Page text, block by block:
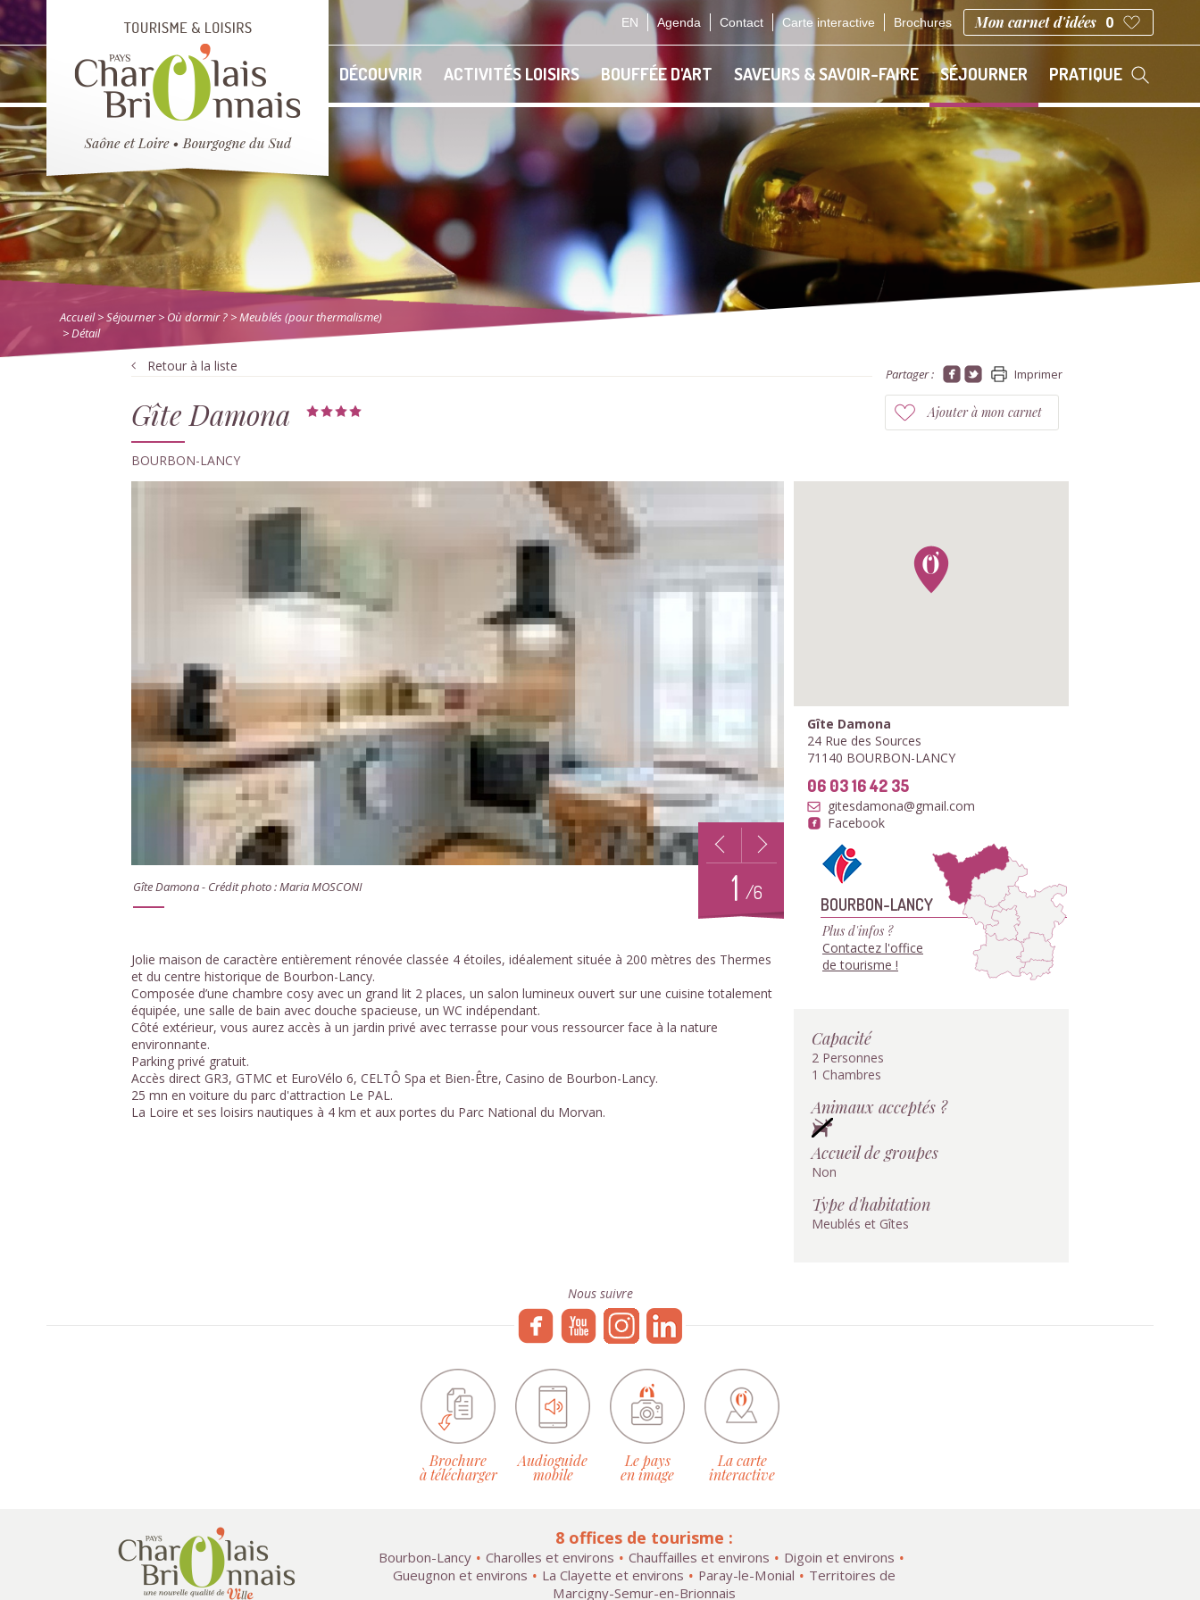
EN Agenda Contact Carte interactive Brochures Mon carnet d'idées 0
DÉCOUVRIR ACTIVITÉS LOISIRS BOUFFÉE D'ART SAVEURS & SAVOIR-FAIRE SÉJOURNER PRATIQUE
Accueil> Séjourner> Où dormir ? >Meublés (pour thermalisme)
> Détail
Retour à la liste Partager : Imprimer
Gîte Damona
BOURBON-LANCY
Ajouter à mon carnet
Gîte Damona - Crédit photo : Maria MOSCONI 1 /6
Jolie maison de caractère entièrement rénovée classée 4 étoiles, idéalement située à 200 mètres des Thermes
et du centre historique de Bourbon-Lancy.
Composée d’une chambre cosy avec un grand lit 2 places, un salon lumineux ouvert sur une cuisine totalement
équipée, une salle de bain avec douche spacieuse, un WC indépendant.
Côté extérieur, vous aurez accès à un jardin privé avec terrasse pour vous ressourcer face à la nature
environnante.
Parking privé gratuit.
Accès direct GR3, GTMC et EuroVélo 6, CELTÔ Spa et Bien-Être, Casino de Bourbon-Lancy.
25 mn en voiture du parc d'attraction Le PAL.
La Loire et ses loisirs nautiques à 4 km et aux portes du Parc National du Morvan.
Gîte Damona
24 Rue des Sources
71140 BOURBON-LANCY
06 03 16 42 35
gitesdamona@gmail.com
Facebook
BOURBON-LANCY
Plus d'infos ?
Contactez l'office
de tourisme !
Capacité
2 Personnes
1 Chambres
Animaux acceptés ?
Accueil de groupes
Non
Type d'habitation
Meublés et Gîtes
Nous suivre
Brochure
à télécharger
Audioguide
mobile
Le pays
en image
La carte
interactive
8 offices de tourisme :
Bourbon-Lancy Charolles et environs Chauffailles et environs
Digoin et environs
Gueugnon et environs
La Clayette et environs Paray-le-Monial
Territoires de
Marcigny-Semur-en-Brionnais